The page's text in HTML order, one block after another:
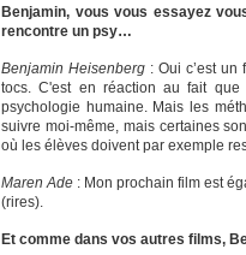
Benjamin, vous vous essayez
rencontre un psy…
Benjamin Heisenberg : Oui c’est
tocs. C'est en réaction au fait que
psychologie humaine. Mais les
suivre moi-même, mais certaines
où les élèves doivent par exemple
Maren Ade : Mon prochain film est
(rires).
Et comme dans vos autres films,